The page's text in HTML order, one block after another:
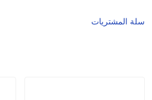
سلة المشتريات